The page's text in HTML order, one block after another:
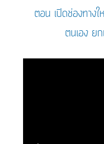
ตอน เปิดช่องทาง
ตนเอง ย